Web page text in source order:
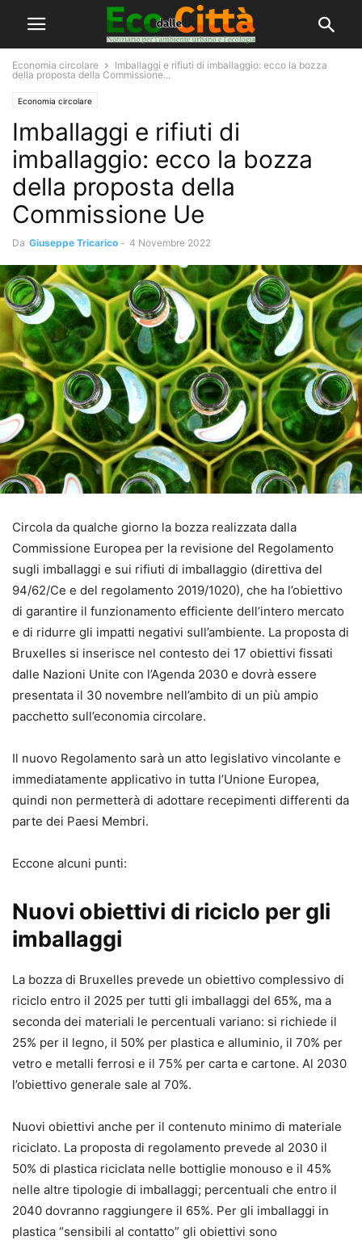
Economia circolare
Imballaggi e rifiuti di imballaggio: ecco la bozza
della proposta della Commissione...
Economia circolare
Imballaggi e rifiuti di
imballaggio: ecco la bozza
della proposta della
Commissione Ue
Da Giuseppe Tricarico - 4 Novembre 2022
Circola da qualche giorno la bozza realizzata dalla
Commissione Europea per la revisione del Regolamento
sugli imballaggi e sui rifiuti di imballaggio (direttiva del
94/62/Ce e del regolamento 2019/1020), che ha l’obiettivo
di garantire il funzionamento efficiente dell’intero mercato
e di ridurre gli impatti negativi sull’ambiente. La proposta di
Bruxelles si inserisce nel contesto dei 17 obiettivi fissati
dalle Nazioni Unite con l’Agenda 2030 e dovrà essere
presentata il 30 novembre nell’ambito di un più ampio
pacchetto sull’economia circolare.
Il nuovo Regolamento sarà un atto legislativo vincolante e
immediatamente applicativo in tutta l’Unione Europea,
quindi non permetterà di adottare recepimenti differenti da
parte dei Paesi Membri.
Eccone alcuni punti:
Nuovi obiettivi di riciclo per gli
imballaggi
La bozza di Bruxelles prevede un obiettivo complessivo di
riciclo entro il 2025 per tutti gli imballaggi del 65%, ma a
seconda dei materiali le percentuali variano: si richiede il
25% per il legno, il 50% per plastica e alluminio, il 70% per
vetro e metalli ferrosi e il 75% per carta e cartone. Al 2030
l’obiettivo generale sale al 70%.
Nuovi obiettivi anche per il contenuto minimo di materiale
riciclato. La proposta di regolamento prevede al 2030 il
50% di plastica riciclata nelle bottiglie monouso e il 45%
nelle altre tipologie di imballaggi; percentuali che entro il
2040 dovranno raggiungere il 65%. Per gli imballaggi in
plastica “sensibili al contatto” gli obiettivi sono